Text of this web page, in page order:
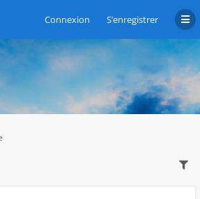
Connexion S’enregistrer